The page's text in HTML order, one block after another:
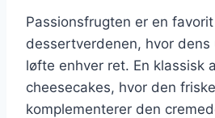
Passionsfrugten er en
dessertverdenen, hvor dens
løfte enhver ret. En klassisk
cheesecakes, hvor den
komplementerer den